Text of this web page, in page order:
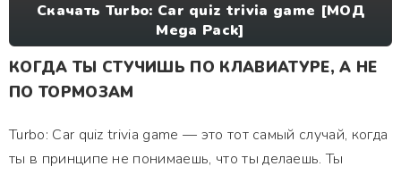
Скачать Turbo: Car quiz trivia game [МОД
Mega Pack]
КОГДА ТЫ СТУЧИШЬ ПО КЛАВИАТУРЕ, А НЕ
ПО ТОРМОЗАМ
Turbo: Car quiz trivia game — это тот самый случай, когда
ты в принципе не понимаешь, что ты делаешь. Ты